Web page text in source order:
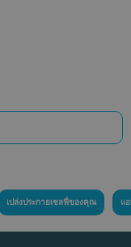
เปล่งประกายเซลฟี่ของคุณ แ